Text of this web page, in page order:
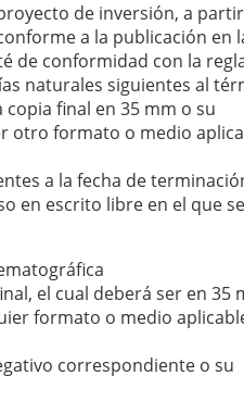
de inversión, a
a la publicación en
de conformidad con la
naturales siguientes al
final en 35 mm o su
otro formato o medio
a la fecha de
en escrito libre en el que se
el cual deberá ser en 35
formato o medio
correspondiente o su